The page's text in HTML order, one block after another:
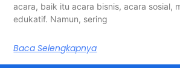
acara, baik itu acara bisnis, acara sosial,
edukatif. Namun, sering
Baca Selengkapnya